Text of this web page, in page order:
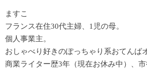
ますこ
フランス在住30代主婦、1児の母。
個人事業主。
おしゃべり好きのぽっちゃり系おてんば
商業ライター歴3年（現在お休み中）、